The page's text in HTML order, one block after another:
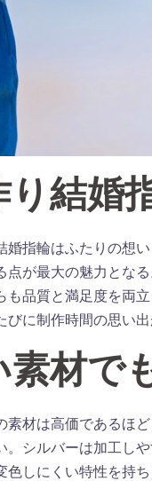
り結婚
婚指輪はふたりの想
点が最大の魅力とな
も品質と満足度を両
びに制作時間の思い
素材で
素材は高価であるほ
。シルバーは加工し
色しにくい特性を持